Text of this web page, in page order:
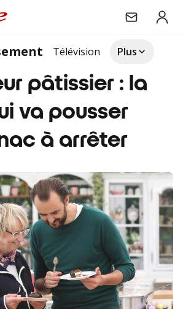
Télévision Plus
pâtissier : la
va pousser
à arrêter